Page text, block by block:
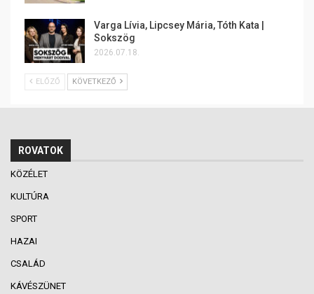
Varga Lívia, Lipcsey Mária, Tóth Kata |
Sokszög
2026.07.18.
ELŐZŐ KÖVETKEZŐ
ROVATOK
KÖZÉLET
KULTÚRA
SPORT
HAZAI
CSALÁD
KÁVÉSZÜNET